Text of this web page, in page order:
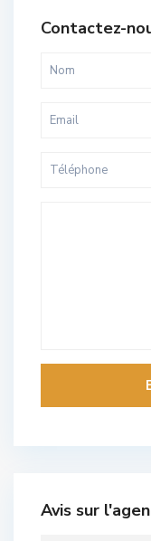
Contactez-
Avis sur